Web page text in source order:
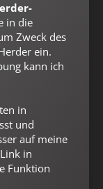
Barrierefreiheit
in die
Zweck des
ein.
kann ich
in
und
auf meine
in
Funktion